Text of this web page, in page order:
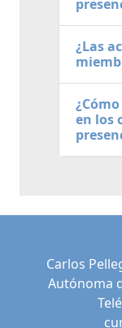
¿Las
en los
Carlos
Autónoma